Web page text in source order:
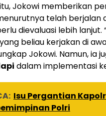
Jokowi memberikan
telah berjalan
dievaluasi lebih
beliau kerjakan di
Jokowi. Namun, ia
dalam implementasi
Isu Pergantian
Polri